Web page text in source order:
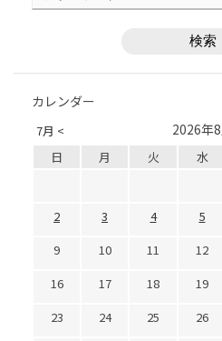
カレンダー
7月 < 2026年
日 月 火 水
2
3 4 5
9
10 11 12
16
17 18 19
23
24 25 26